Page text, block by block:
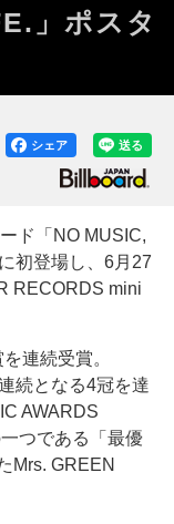
」ポスタ
送る
シェア
ド「NO MUSIC,
初登場し、6月27
RECORDS mini
連続受賞。
続となる4冠を達
AWARDS
つである「最優
Mrs. GREEN